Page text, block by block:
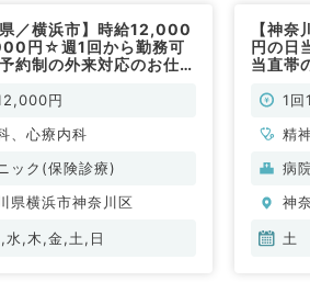
県／横浜市】時給12,000
円☆週1回から勤務可
約制の外来対応のお仕事
円
、心療内科
ック(保険診療)
県横浜市神奈川区
,水,木,金,土,日
【神
円の日
当直帯
科/非
1
精
病
神
土